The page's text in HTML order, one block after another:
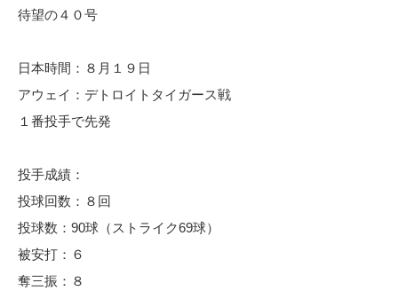
待望の４０号
日本時間：８月１９日
アウェイ：デトロイトタイガース戦
１番投手で先発
投手成績：
投球回数：８回
投球数：90球（ストライク69球）
被安打：６
奪三振：８